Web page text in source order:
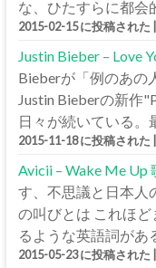
な、ひたすらに都会
2015-02-15 に投稿された
Justin Bieber – Love
Bieberが「例のあの
Justin Bieberの新作
日々が続いている。
2015-11-18 に投稿された
Avicii – Wake Me Up
す、不思議と日本人
の叫びとは これほ
るような英語詞があ
2015-05-23 に投稿された